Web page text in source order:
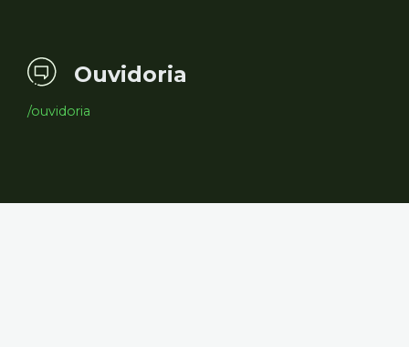
Ouvidoria
/ouvidoria